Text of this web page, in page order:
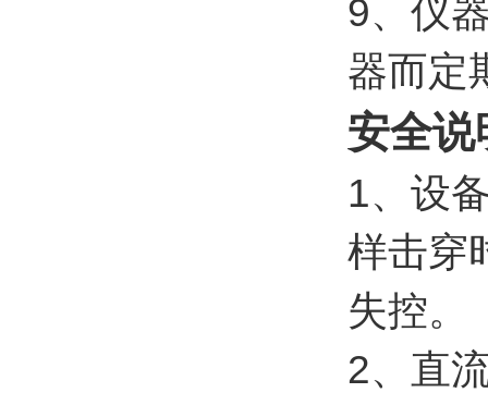
9、仪
器而定
安全说
1、设
样击穿
失控。
2、直